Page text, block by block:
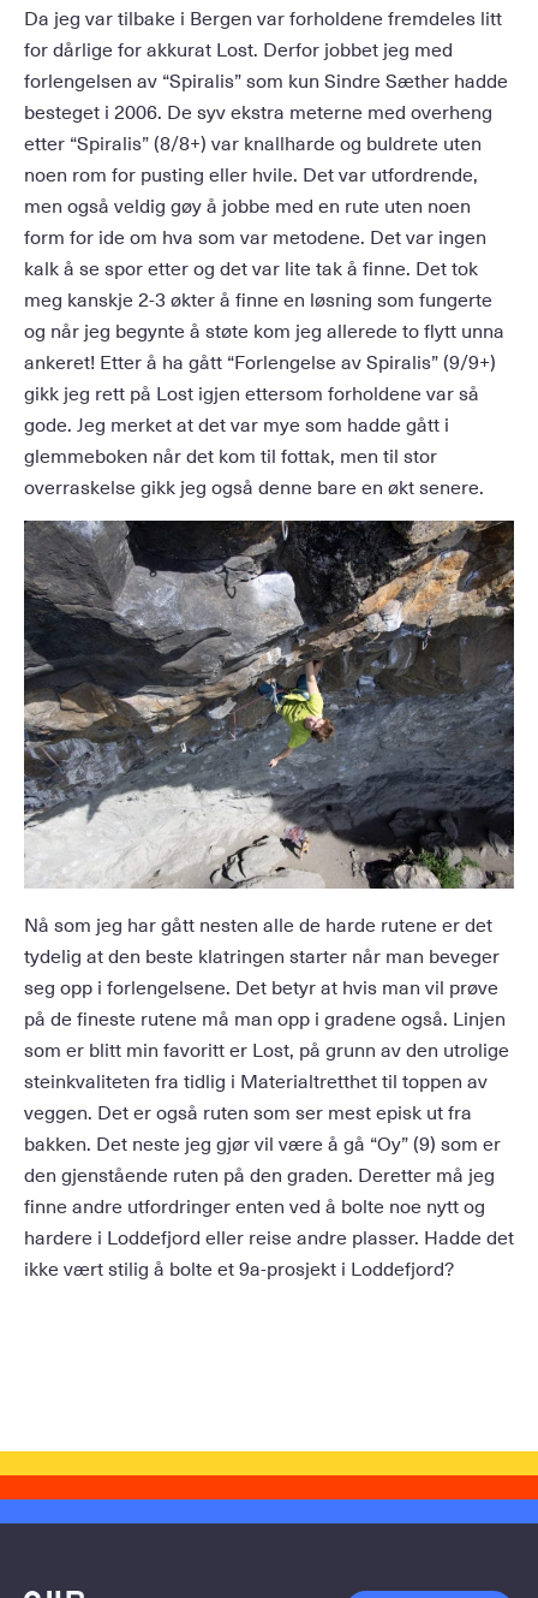
Da jeg var tilbake i Bergen var forholdene fremdeles litt
for dårlige for akkurat Lost. Derfor jobbet jeg med
forlengelsen av “Spiralis” som kun Sindre Sæther hadde
besteget i 2006. De syv ekstra meterne med overheng
etter “Spiralis” (8/8+) var knallharde og buldrete uten
noen rom for pusting eller hvile. Det var utfordrende,
men også veldig gøy å jobbe med en rute uten noen
form for ide om hva som var metodene. Det var ingen
kalk å se spor etter og det var lite tak å finne. Det tok
meg kanskje 2-3 økter å finne en løsning som fungerte
og når jeg begynte å støte kom jeg allerede to flytt unna
ankeret! Etter å ha gått “Forlengelse av Spiralis” (9/9+)
gikk jeg rett på Lost igjen ettersom forholdene var så
gode. Jeg merket at det var mye som hadde gått i
glemmeboken når det kom til fottak, men til stor
overraskelse gikk jeg også denne bare en økt senere.
Nå som jeg har gått nesten alle de harde rutene er det
tydelig at den beste klatringen starter når man beveger
seg opp i forlengelsene. Det betyr at hvis man vil prøve
på de fineste rutene må man opp i gradene også. Linjen
som er blitt min favoritt er Lost, på grunn av den utrolige
steinkvaliteten fra tidlig i Materialtretthet til toppen av
veggen. Det er også ruten som ser mest episk ut fra
bakken. Det neste jeg gjør vil være å gå “Oy” (9) som er
den gjenstående ruten på den graden. Deretter må jeg
finne andre utfordringer enten ved å bolte noe nytt og
hardere i Loddefjord eller reise andre plasser. Hadde det
ikke vært stilig å bolte et 9a-prosjekt i Loddefjord?